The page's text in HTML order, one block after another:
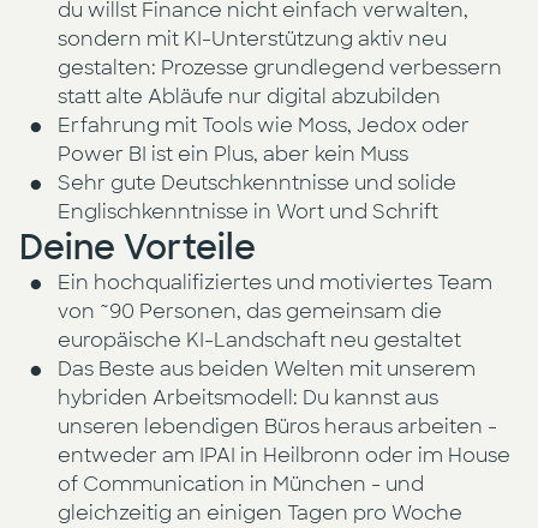
du willst Finance nicht einfach verwalten,
sondern mit KI-Unterstützung aktiv neu
gestalten: Prozesse grundlegend verbessern
statt alte Abläufe nur digital abzubilden
Erfahrung mit Tools wie Moss, Jedox oder
Power BI ist ein Plus, aber kein Muss
Sehr gute Deutschkenntnisse und solide
Englischkenntnisse in Wort und Schrift
Deine Vorteile
Ein hochqualifiziertes und motiviertes Team
von ~90 Personen, das gemeinsam die
europäische KI-Landschaft neu gestaltet
Das Beste aus beiden Welten mit unserem
hybriden Arbeitsmodell: Du kannst aus
unseren lebendigen Büros heraus arbeiten -
entweder am IPAI in Heilbronn oder im House
of Communication in München - und
gleichzeitig an einigen Tagen pro Woche